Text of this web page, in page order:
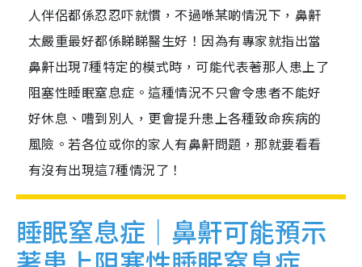
人伴侶都係忍忍吓就慣，不過喺某啲情況下，鼻鼾
太嚴重最好都係睇睇醫生好！因為有專家就指出當
鼻鼾出現7種特定的模式時，可能代表著那人患上了
阻塞性睡眠窒息症。這種情況不只會令患者不能好
好休息、嘈到別人，更會提升患上各種致命疾病的
風險。若各位或你的家人有鼻鼾問題，那就要看看
有沒有出現這7種情況了！
睡眠窒息症｜鼻鼾可能預示